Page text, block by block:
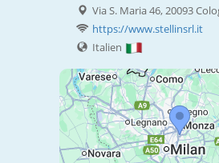
Via S. Maria 46, 20093
https://www.stellinsrl.it
Italien